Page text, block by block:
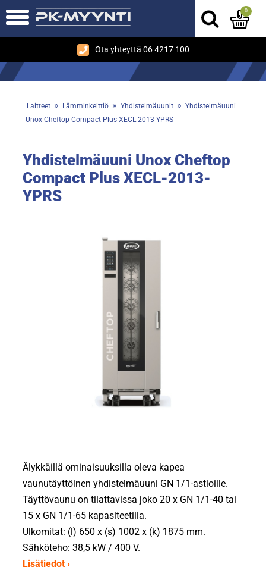
Ota yhteyttä 06 4217 100
0
Laitteet » Lämminkeittiö » Yhdistelmäuunit » Yhdistelmäuuni
Unox Cheftop Compact Plus XECL-2013-YPRS
Yhdistelmäuuni Unox Cheftop
Compact Plus XECL-2013-
YPRS
Älykkäillä ominaisuuksilla oleva kapea
vaunutäyttöinen yhdistelmäuuni GN 1/1-astioille.
Täyttövaunu on tilattavissa joko 20 x GN 1/1-40 tai
15 x GN 1/1-65 kapasiteetilla.
Ulkomitat: (l) 650 x (s) 1002 x (k) 1875 mm.
Sähköteho: 38,5 kW / 400 V.
Lisätiedot ›